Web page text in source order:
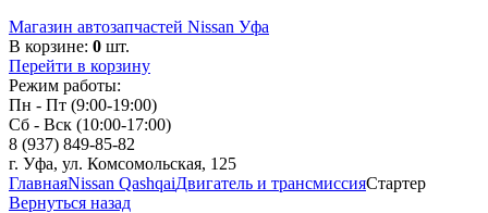
Магазин автозапчастей Nissan Уфа
В корзине: 0 шт.
Перейти в корзину
Режим работы:
Пн - Пт (9:00-19:00)
Сб - Вск (10:00-17:00)
8 (937) 849-85-82
г. Уфа, ул. Комсомольская, 125
ГлавнаяNissan QashqaiДвигатель и трансмиссияСтартер
Вернуться назад